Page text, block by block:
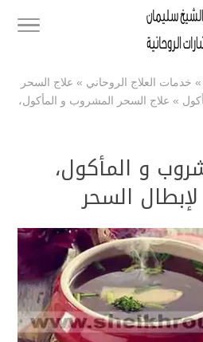
» خدمات العلاج الروحاني » علاج السحر
» علاج السحر المشروب و المأكول،
و المأكول،
السحر